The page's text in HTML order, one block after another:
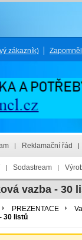
zákazník)
Reklamační řád
Sodastream
vazba - 30
PREZENTACE
30 listů